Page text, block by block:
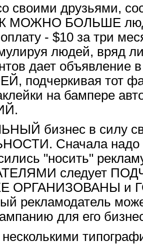
своими друзьями,
МОЖНО БОЛЬШЕ
- $10 за три
людей, вряд
дает
подчеркивая тот
на бампере
бизнес в силу
Сначала
"носить"
следует
ОРГАНИЗОВАНЫ и
рекламодатель
для его
несколькими